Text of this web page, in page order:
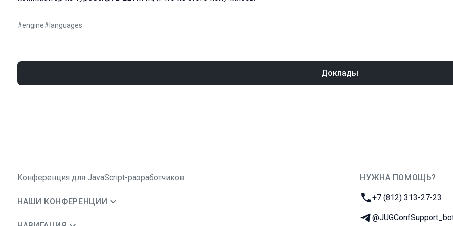
#engine# languages
Доклады
Конференция для JavaScript-разработчиков
НАШИ КОНФЕРЕНЦИИ
НУЖНА ПОМОЩЬ?
Телефон:
+7 (812) 313-27-23
Телеграм: